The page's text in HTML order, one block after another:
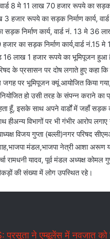
8 मे 11 लाख 70 हजार रूपये का सड़क
3 हजार रूपये का सड़क निर्माण कार्य,
निर्माण कार्य, वार्ड नं. 13 मे 36
हजार का सड़क निर्माण कार्य,वार्ड
16 लाख 1 हजार रूपये का भूमिपूजन हुआ
के प्रसासन पर दोष लगाते हुए कहा
पर भूमिपूजन क्यूं आयोजित किया गया,
हो उसी तरह के संपन्न कराने का
हूँ, इसके साथ अपने वार्डों में जहाँ
हीअन्य विभागों पर भी गंभीर आरोप
विजय गुप्ता (बल्ली)नगर परिषद
मंडल,भाजपा नेत्री आशा अरूण
रामधनी यादव, पूर्व मंडल अध्यक्ष
की संख्या में लोग उपस्थित रहे।
ने एम्बूलेंस में नवजात को